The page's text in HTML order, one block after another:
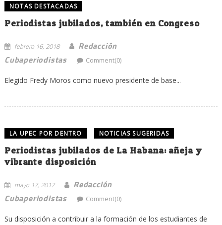
NOTAS DESTACADAS
Periodistas jubilados, también en Congreso
febrero 16, 2018
Redacción
Cubaperiodistas
Comment(0)
Elegido Fredy Moros como nuevo presidente de base...
LA UPEC POR DENTRO NOTICIAS SUGERIDAS
Periodistas jubilados de La Habana: añeja y
vibrante disposición
mayo 17, 2017
Redacción
Cubaperiodistas
Comment(0)
Su disposición a contribuir a la formación de los estudiantes de